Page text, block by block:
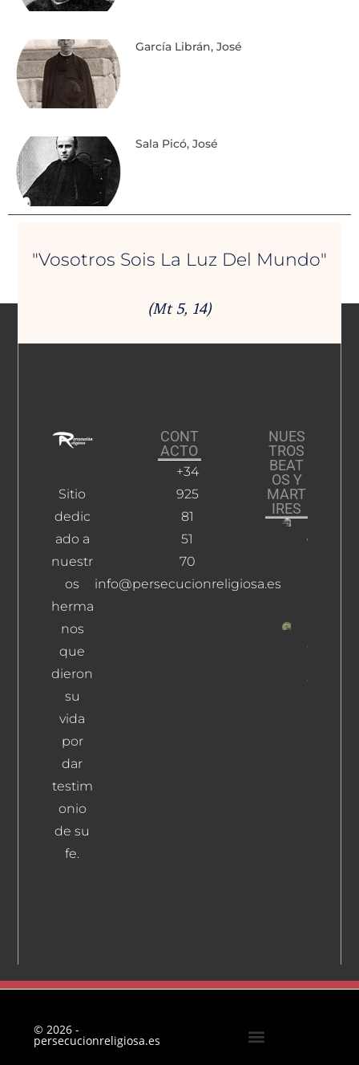
García Librán, José
Sala Picó, José
"Vosotros Sois La Luz Del Mundo"
(Mt 5, 14)
Sitio
dedic
ado a
nuestr
os
herma
nos
que
dieron
su
vida
por
dar
testim
onio
de su
fe.
CONT
ACTO
+34
925
81
51
70
info@persecucionreligiosa.es
NUES
TROS
BEAT
OS Y
MART
IRES
Vázquez
Garzón
Carlos
© 2026 -
persecucionreligiosa.es